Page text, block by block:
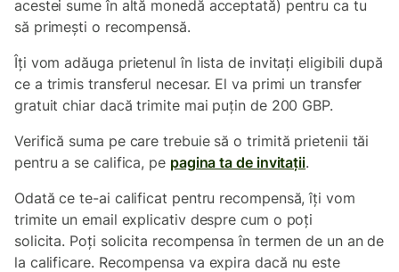
acestei sume în altă monedă acceptată) pentru ca tu
să primești o recompensă.
Îți vom adăuga prietenul în lista de invitați eligibili după
ce a trimis transferul necesar. El va primi un transfer
gratuit chiar dacă trimite mai puțin de 200 GBP.
Verifică suma pe care trebuie să o trimită prietenii tăi
pentru a se califica, pe pagina ta de invitații.
Odată ce te-ai calificat pentru recompensă, îți vom
trimite un email explicativ despre cum o poți
solicita. Poți solicita recompensa în termen de un an de
la calificare. Recompensa va expira dacă nu este